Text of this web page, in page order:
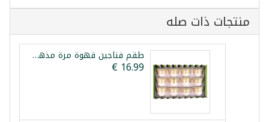
منتجات ذات صله
طقم فناجين قهوة مرة مذهب 12 فنجان